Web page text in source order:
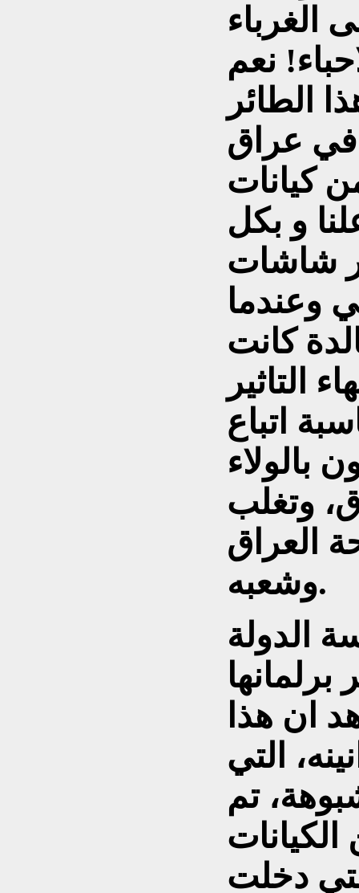
الغرباء
نعم
الطائر
في عراق
كيانات
و بكل
شاشات
وعندما
كانت
التاثير
اتباع
بالولاء
وتغلب
العراق
وشعبه.
الدولة
برلمانها
ان هذا
التي
تم
دخلت